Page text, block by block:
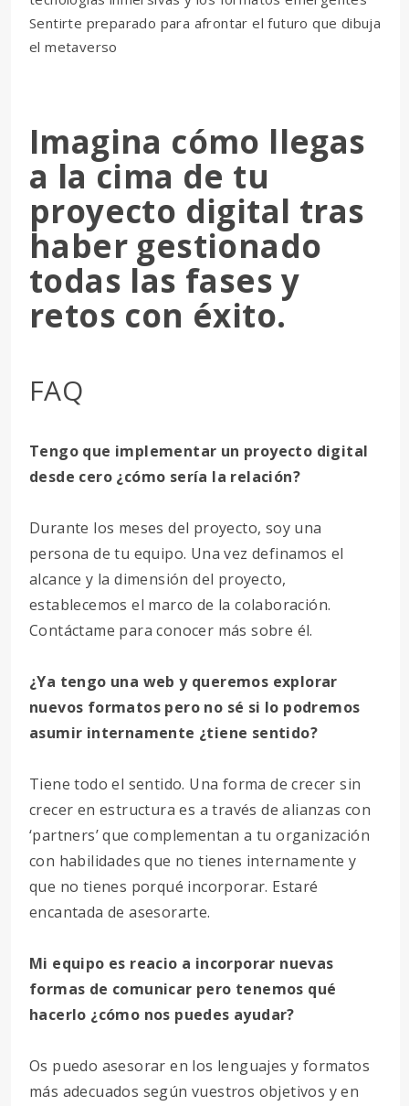
Sentirte preparado para afrontar el futuro que dibuja
el metaverso
Imagina cómo llegas
a la cima de tu
proyecto digital tras
haber gestionado
todas las fases y
retos con éxito.
FAQ
Tengo que implementar un proyecto digital
desde cero ¿cómo sería la relación?
Durante los meses del proyecto, soy una
persona de tu equipo. Una vez definamos el
alcance y la dimensión del proyecto,
establecemos el marco de la colaboración.
Contáctame para conocer más sobre él.
¿Ya tengo una web y queremos explorar
nuevos formatos pero no sé si lo podremos
asumir internamente ¿tiene sentido?
Tiene todo el sentido. Una forma de crecer sin
crecer en estructura es a través de alianzas con
‘partners’ que complementan a tu organización
con habilidades que no tienes internamente y
que no tienes porqué incorporar. Estaré
encantada de asesorarte.
Mi equipo es reacio a incorporar nuevas
formas de comunicar pero tenemos qué
hacerlo ¿cómo nos puedes ayudar?
Os puedo asesorar en los lenguajes y formatos
más adecuados según vuestros objetivos y en